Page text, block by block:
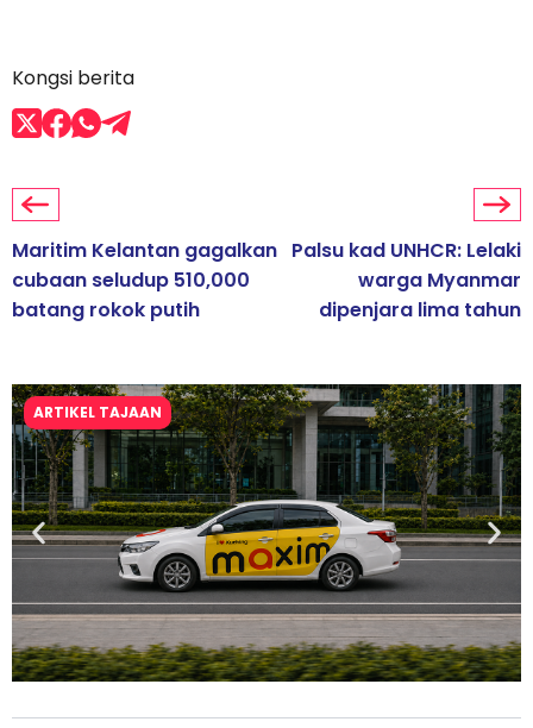
Kongsi berita
Maritim Kelantan gagalkan
cubaan seludup 510,000
batang rokok putih
Palsu kad UNHCR: Lelaki
warga Myanmar
dipenjara lima tahun
ARTIKEL TAJAAN